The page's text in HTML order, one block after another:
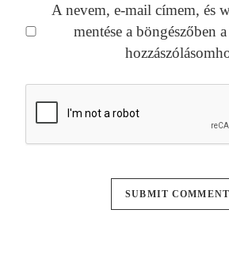
A nevem, e-mail címem, és
mentése a böngészőben